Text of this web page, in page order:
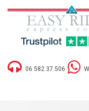
06 582.37.506